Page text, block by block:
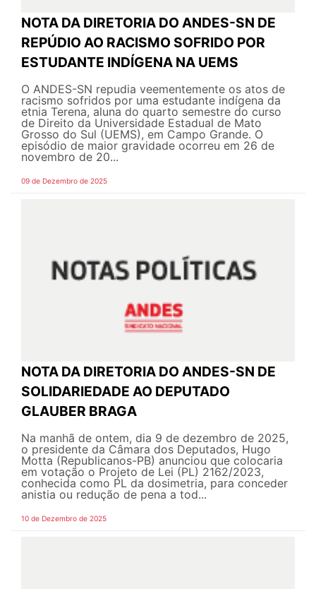
NOTA DA DIRETORIA DO ANDES-SN DE
REPÚDIO AO RACISMO SOFRIDO POR
ESTUDANTE INDÍGENA NA UEMS
O ANDES-SN repudia veementemente os atos de
racismo sofridos por uma estudante indígena da
etnia Terena, aluna do quarto semestre do curso
de Direito da Universidade Estadual de Mato
Grosso do Sul (UEMS), em Campo Grande. O
episódio de maior gravidade ocorreu em 26 de
novembro de 20...
09 de Dezembro de 2025
NOTA DA DIRETORIA DO ANDES-SN DE
SOLIDARIEDADE AO DEPUTADO
GLAUBER BRAGA
Na manhã de ontem, dia 9 de dezembro de 2025,
o presidente da Câmara dos Deputados, Hugo
Motta (Republicanos-PB) anunciou que colocaria
em votação o Projeto de Lei (PL) 2162/2023,
conhecida como PL da dosimetria, para conceder
anistia ou redução de pena a tod...
10 de Dezembro de 2025